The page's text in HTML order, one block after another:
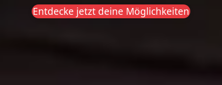
Entdecke jetzt deine Möglichkeiten